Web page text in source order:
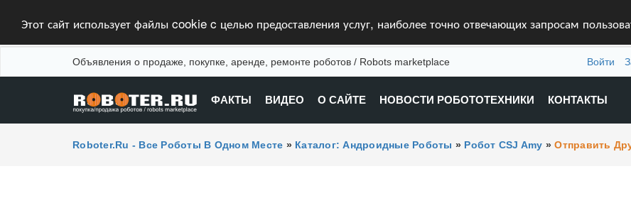
Этот сайт использует файлы cookie c целью предоставления услуг, наиболее точно отвечающих запросам
Объявления о продаже, покупке, аренде, ремонте роботов / Robots marketplace Войти
ФАКТЫ ВИДЕО О САЙТЕ НОВОСТИ РОБОТОТЕХНИКИ КОНТАКТЫ
Roboter.ru - Все Роботы В Одном Месте » Каталог: Андроидные Роботы » Робот CSJ Amy »Отправить